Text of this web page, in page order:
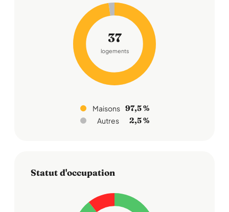
37
logements
Maisons 97,5 %
Autres 2,5 %
Statut d'occupation